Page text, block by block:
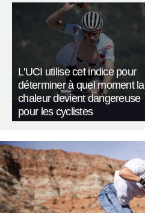
L'UCI utilise cet indice pour
déterminer à quel moment la
chaleur devient dangereuse
pour les cyclistes